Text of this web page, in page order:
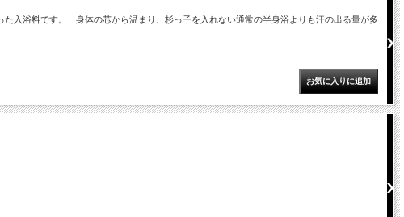
入浴料です。 身体の芯から温まり、杉っ子を入れない通常の半身浴よりも汗の出る量が多